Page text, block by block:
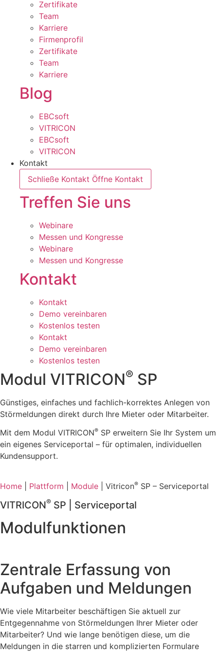
Zertifikate
Team
Karriere
Firmenprofil
Zertifikate
Team
Karriere
Blog
EBCsoft
VITRICON
EBCsoft
VITRICON
Kontakt
Schließe Kontakt Öffne Kontakt
Treffen Sie uns
Webinare
Messen und Kongresse
Webinare
Messen und Kongresse
Kontakt
Kontakt
Demo vereinbaren
Kostenlos testen
Kontakt
Demo vereinbaren
Kostenlos testen
Modul VITRICON® SP
Günstiges, einfaches und fachlich-korrektes Anlegen von
Störmeldungen direkt durch Ihre Mieter oder Mitarbeiter.
Mit dem Modul VITRICON® SP erweitern Sie Ihr System um
ein eigenes Serviceportal – für optimalen, individuellen
Kundensupport.
Home Plattform Module | Vitricon® SP – Serviceportal
VITRICON® SP | Serviceportal
Modulfunktionen
Zentrale Erfassung von
Aufgaben und Meldungen
Wie viele Mitarbeiter beschäftigen Sie aktuell zur
Entgegennahme von Störmeldungen Ihrer Mieter oder
Mitarbeiter? Und wie lange benötigen diese, um die
Meldungen in die starren und komplizierten Formulare